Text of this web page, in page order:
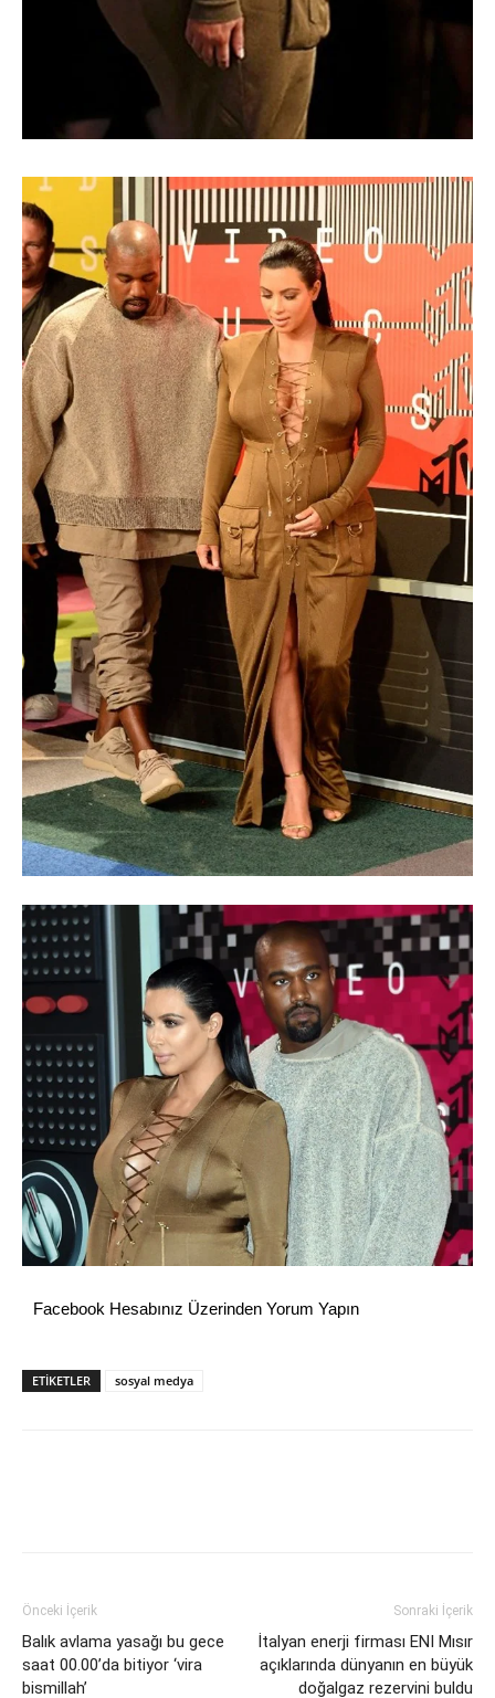
Facebook Hesabınız Üzerinden Yorum Yapın
ETİKETLER sosyal medya
Önceki İçerik
Balık avlama yasağı bu gece
saat 00.00’da bitiyor ‘vira
bismillah’
Sonraki İçerik
İtalyan enerji firması ENI Mısır
açıklarında dünyanın en büyük
doğalgaz rezervini buldu